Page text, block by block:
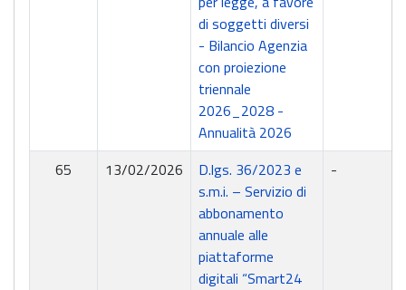
di soggetti diversi
- Bilancio Agenzia
con proiezione
triennale
2026_2028 -
Annualità 2026
65 13/02/2026
D.lgs. 36/2023 e
s.m.i. – Servizio di
abbonamento
annuale alle
piattaforme
digitali “Smart24
-